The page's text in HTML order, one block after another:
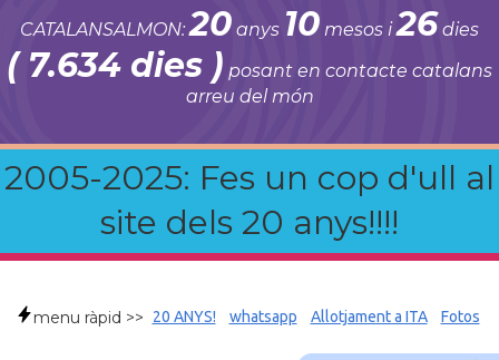
CATALANSALMON:20 anys 10 mesos i26 dies
( 7.634 dies ) posant en contacte catalans
arreu del món
2005-2025: Fes un cop d'ull al
site dels 20 anys!!!!
menu ràpid >> 20 ANYS! whatsapp Allotjament a ITA Fotos